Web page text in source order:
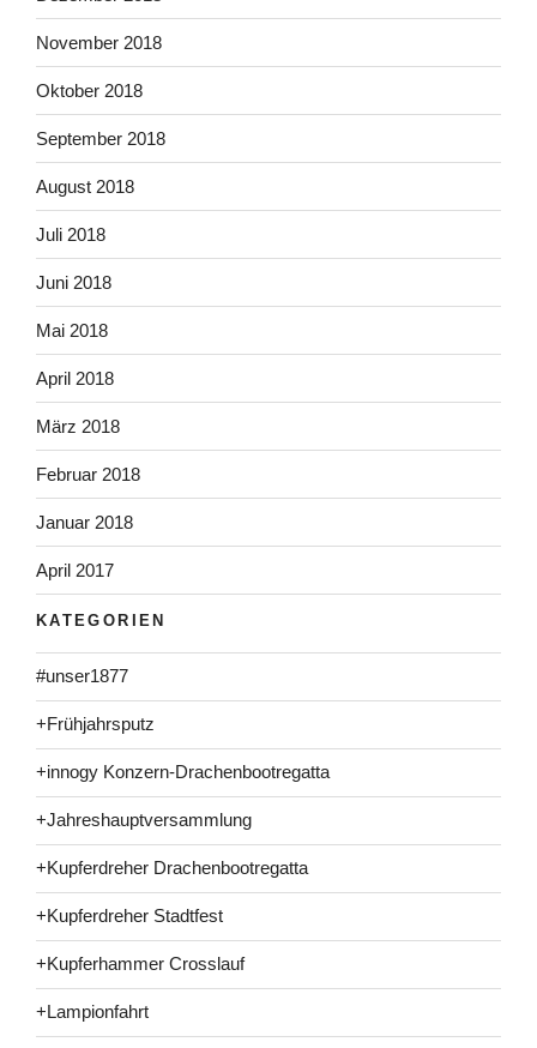
November 2018
Oktober 2018
September 2018
August 2018
Juli 2018
Juni 2018
Mai 2018
April 2018
März 2018
Februar 2018
Januar 2018
April 2017
KATEGORIEN
#unser1877
+Frühjahrsputz
+innogy Konzern-Drachenbootregatta
+Jahreshauptversammlung
+Kupferdreher Drachenbootregatta
+Kupferdreher Stadtfest
+Kupferhammer Crosslauf
+Lampionfahrt